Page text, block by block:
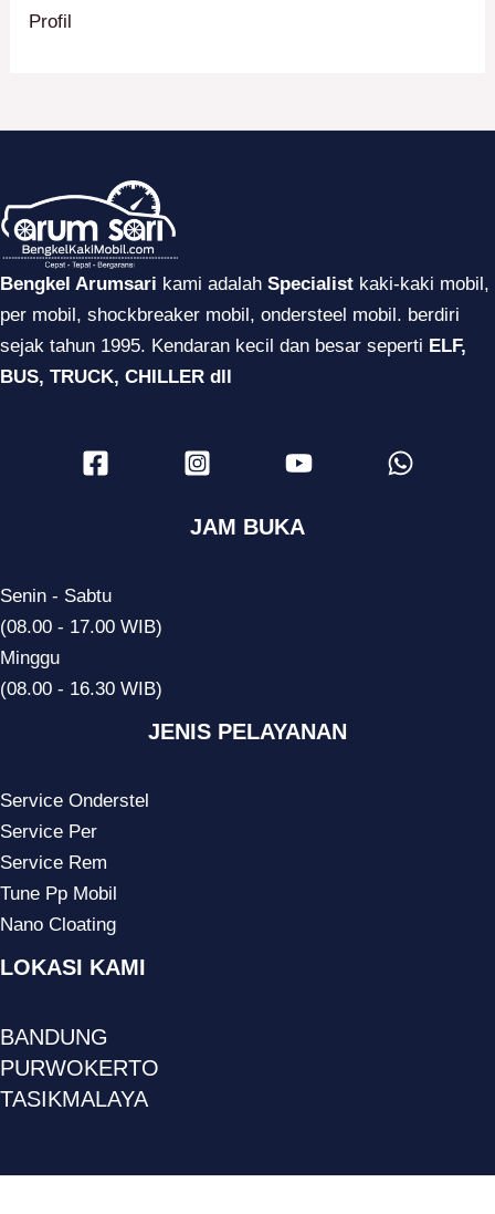
Profil
Bengkel Arumsari kami adalah Specialist kaki-kaki mobil,
per mobil, shockbreaker mobil, ondersteel mobil. berdiri
sejak tahun 1995. Kendaran kecil dan besar seperti ELF,
BUS, TRUCK, CHILLER dll
JAM BUKA
Senin - Sabtu
(08.00 - 17.00 WIB)
Minggu
(08.00 - 16.30 WIB)
JENIS PELAYANAN
Service Onderstel
Service Per
Service Rem
Tune Pp Mobil
Nano Cloating
LOKASI KAMI
BANDUNG
PURWOKERTO
TASIKMALAYA